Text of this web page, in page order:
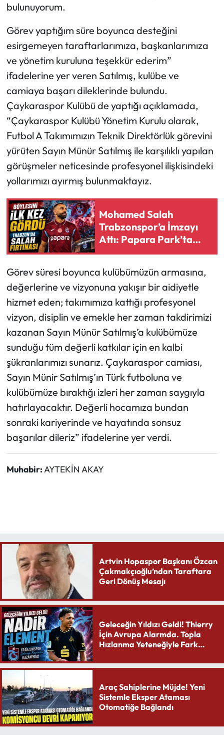
bulunuyorum.
Görev yaptığım süre boyunca desteğini
esirgemeyen taraftarlarımıza, başkanlarımıza
ve yönetim kuruluna teşekkür ederim”
ifadelerine yer veren Satılmış, kulübe ve
camiaya başarı dileklerinde bulundu.
Çaykaraspor Kulübü de yaptığı açıklamada,
“Çaykaraspor Kulübü Yönetim Kurulu olarak,
Futbol A Takımımızın Teknik Direktörlük görevini
yürüten Sayın Münür Satılmış ile karşılıklı yapılan
görüşmeler neticesinde profesyonel ilişkisindeki
yollarımızı ayırmış bulunmaktayız.
Mohamed Salah
Trabzonspor’a İmzayı
Attı: Papara Park’ta
Tarihi Gece
Görev süresi boyunca kulübümüzün armasına,
değerlerine ve vizyonuna yakışır bir aidiyetle
hizmet eden; takımımıza kattığı profesyonel
vizyon, disiplin ve emekle her zaman takdirimizi
kazanan Sayın Münür Satılmış’a kulübümüze
sunduğu tüm değerli katkılar için en kalbi
şükranlarımızı sunarız. Çaykaraspor camiası,
Sayın Münir Satılmış’ın Türk futboluna ve
kulübümüze bıraktığı izleri her zaman saygıyla
hatırlayacaktır. Değerli hocamıza bundan
sonraki kariyerinde ve hayatında sonsuz
başarılar dileriz” ifadelerine yer verdi.
Muhabir:AYTEKİN AKAY
Artvin Hopaspor Başkanı Özcan
Çakmakçıoğlu’ndan Taraftara
Geri Dönüş Mesajı
Geleceğin Yıldızı Geldi! Thierry
İçin Avrupa Alarmda. Topla
Hızlanma Yeteneğiyle Fark
Araç Sahiplerine Müjde! Yeni
Sistemle Eksper Ataması
Otomatiğe Bağlandı